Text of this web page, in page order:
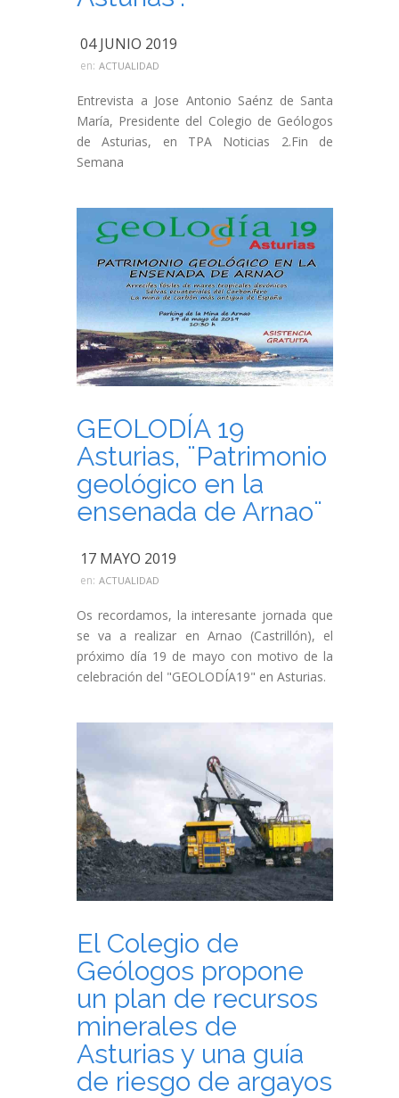
04 JUNIO 2019
en: ACTUALIDAD
Entrevista a Jose Antonio Saénz de Santa
María, Presidente del Colegio de Geólogos
de Asturias, en TPA Noticias 2.Fin de
Semana
GEOLODÍA 19
Asturias, ¨Patrimonio
geológico en la
ensenada de Arnao¨
17 MAYO 2019
en: ACTUALIDAD
Os recordamos, la interesante jornada que
se va a realizar en Arnao (Castrillón), el
próximo día 19 de mayo con motivo de la
celebración del "GEOLODÍA19" en Asturias.
El Colegio de
Geólogos propone
un plan de recursos
minerales de
Asturias y una guía
de riesgo de argayos